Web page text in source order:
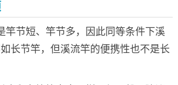
竿节短、竿节多，因此同等条件下溪
长节竿，但溪流竿的便携性也不是长